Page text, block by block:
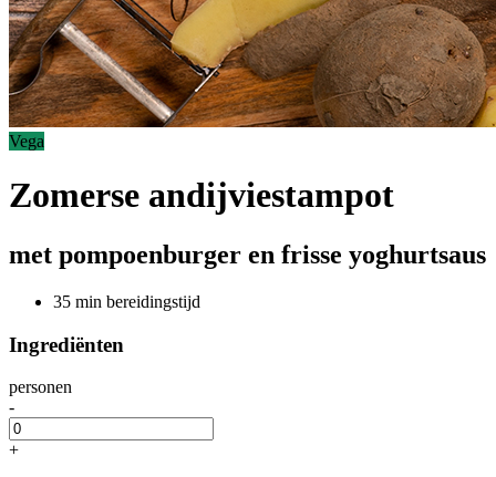
Vega
Zomerse andijviestampot
met pompoenburger en frisse yoghurtsaus
35 min bereidingstijd
Ingrediënten
personen
-
+